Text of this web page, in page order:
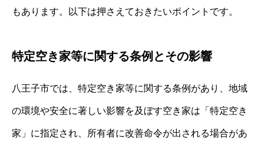
もあります。以下は押さえておきたいポイントです。
特定空き家等に関する条例とその影響
八王子市では、特定空き家等に関する条例があり、地域
の環境や安全に著しい影響を及ぼす空き家は「特定空き
家」に指定され、所有者に改善命令が出される場合があ